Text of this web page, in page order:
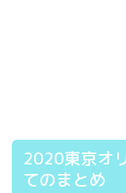
2020東京オ
てのまとめ